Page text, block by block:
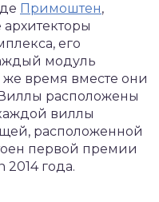
Примоштен,
его
модуль
же время вместе они
расположены
виллы
расположенной
первой премии
2014 года.